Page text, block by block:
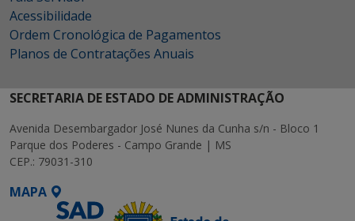
Acessibilidade
Ordem Cronológica de Pagamentos
Planos de Contratações Anuais
SECRETARIA DE ESTADO DE ADMINISTRAÇÃO
Avenida Desembargador José Nunes da Cunha s/n - Bloco 1
Parque dos Poderes - Campo Grande | MS
CEP.: 79031-310
MAPA